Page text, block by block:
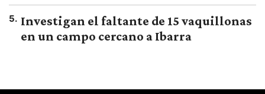
5. Investigan el faltante de 15 vaquillonas
en un campo cercano a Ibarra